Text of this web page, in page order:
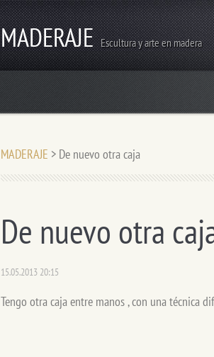
MADERAJE Escultura y arte en madera
MADERAJE > De nuevo otra caja
De nuevo otra
15.05.2013 20:15
Tengo otra caja entre manos , con una técnica